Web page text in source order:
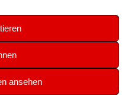
ansehen